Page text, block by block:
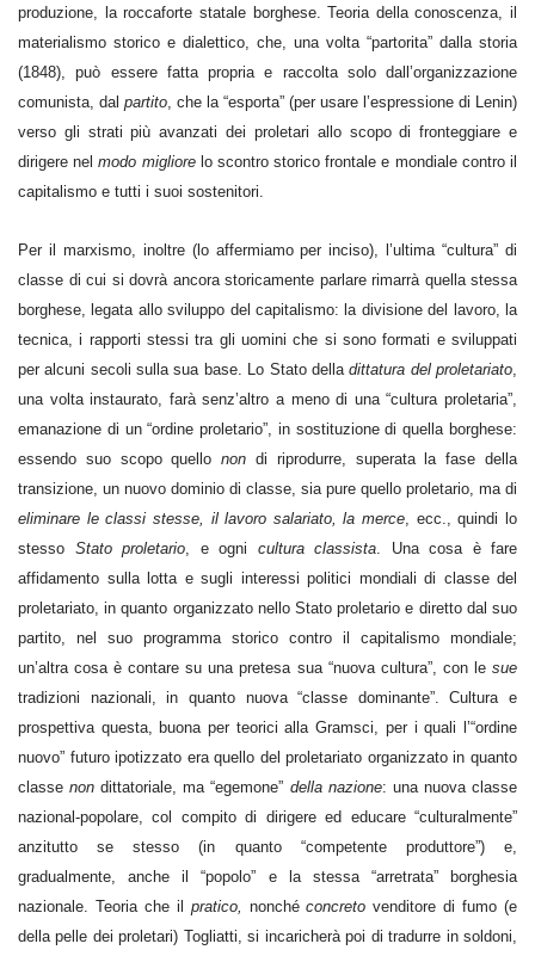
produzione, la roccaforte statale borghese. Teoria della conoscenza, il
materialismo storico e dialettico, che, una volta “partorita” dalla storia
(1848), può essere fatta propria e raccolta solo dall’organizzazione
comunista, dal partito, che la “esporta” (per usare l’espressione di Lenin)
verso gli strati più avanzati dei proletari allo scopo di fronteggiare e
dirigere nelmodo migliorelo scontro storico frontale e mondiale contro il
capitalismo e tutti i suoi sostenitori.
Per il marxismo, inoltre (lo affermiamo per inciso), l’ultima “cultura” di
classe di cui si dovrà ancora storicamente parlare rimarrà quella stessa
borghese, legata allo sviluppo del capitalismo: la divisione del lavoro, la
tecnica, i rapporti stessi tra gli uomini che si sono formati e sviluppati
per alcuni secoli sulla sua base. Lo Stato delladittatura del proletariato,
una volta instaurato, farà senz’altro a meno di una “cultura proletaria”,
emanazione di un “ordine proletario”, in sostituzione di quella borghese:
essendo suo scopo quellonon di riprodurre, superata la fase della
transizione, un nuovo dominio di classe, sia pure quello proletario, ma di
eliminare le classi stesse, il lavoro salariato, la merce, ecc., quindi lo
stesso Stato proletario, e ogni cultura classista. Una cosa è fare
affidamento sulla lotta e sugli interessi politici mondiali di classe del
proletariato, in quanto organizzato nello Stato proletario e diretto dal suo
partito, nel suo programma storico contro il capitalismo mondiale;
un’altra cosa è contare su una pretesa sua “nuova cultura”, con le sue
tradizioni nazionali, in quanto nuova “classe dominante”. Cultura e
prospettiva questa, buona per teorici alla Gramsci, per i quali l’“ordine
nuovo” futuro ipotizzato era quello del proletariato organizzato in quanto
classenon dittatoriale, ma “egemone” della nazione: una nuova classe
nazional-popolare, col compito di dirigere ed educare “culturalmente”
anzitutto se stesso (in quanto “competente produttore”) e,
gradualmente, anche il “popolo” e la stessa “arretrata” borghesia
nazionale. Teoria che il pratico, nonchéconcreto venditore di fumo (e
della pelle dei proletari) Togliatti, si incaricherà poi di tradurre in soldoni,